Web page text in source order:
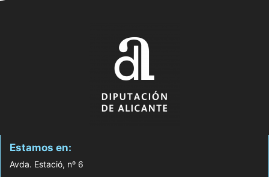
Estamos en:
Avda. Estació, nº 6